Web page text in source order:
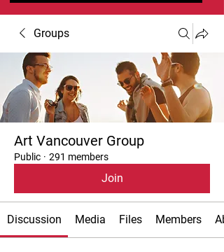
Groups
Art Vancouver Group
Public · 291 members
Join
Discussion Media Files Members